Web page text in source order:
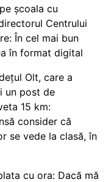
școala cu
Centrului
În cel mai bun
în format digital
Olt, care a
un post de
15 km:
consider că
se vede la clasă, în
cu ora: Dacă mă